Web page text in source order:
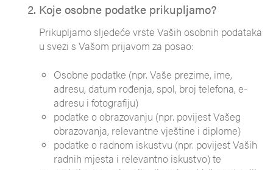
Koje osobne podatke prikupljamo?
Prikupljamo sljedeće vrste Vaših osobnih podataka
u svezi s Vašom prijavom za posao:
Osobne podatke (npr. Vaše prezime, ime,
adresu, datum rođenja, spol, broj telefona, e-
adresu i fotografiju)
podatke o obrazovanju (npr. povijest Vašeg
obrazovanja, relevantne vještine i diplome)
podatke o radnom iskustvu (npr. povijest Vaših
radnih mjesta i relevantno iskustvo) te